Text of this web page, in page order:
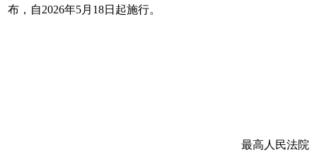
布，自2026年5月18日起施行。
最高人民法院